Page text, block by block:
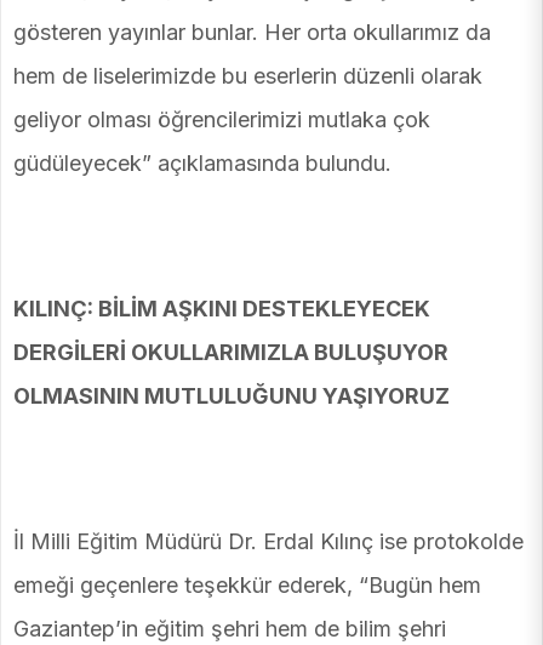
gösteren yayınlar bunlar. Her orta okullarımız da
hem de liselerimizde bu eserlerin düzenli olarak
geliyor olması öğrencilerimizi mutlaka çok
güdüleyecek” açıklamasında bulundu.
KILINÇ: BİLİM AŞKINI DESTEKLEYECEK
DERGİLERİ OKULLARIMIZLA BULUŞUYOR
OLMASININ MUTLULUĞUNU YAŞIYORUZ
İl Milli Eğitim Müdürü Dr. Erdal Kılınç ise protokolde
emeği geçenlere teşekkür ederek, “Bugün hem
Gaziantep’in eğitim şehri hem de bilim şehri